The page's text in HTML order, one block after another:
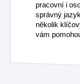
pracovní i
správný
několik
vám